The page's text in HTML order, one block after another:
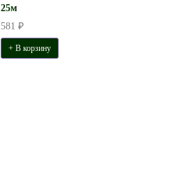
25м
581 ₽
+ В корзину